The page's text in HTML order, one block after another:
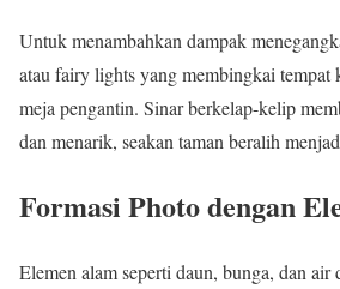
Untuk menambahkan dampak
atau fairy lights yang membingkai tempat
meja pengantin. Sinar berkelap-kelip
dan menarik, seakan taman beralih
Formasi Photo dengan
Elemen alam seperti daun, bunga, dan air